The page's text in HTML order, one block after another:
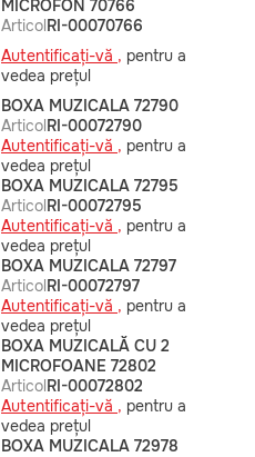
MICROFON 70766
ArticolRI-00070766
Autentificați-vă , pentru a
vedea prețul
BOXA MUZICALA 72790
ArticolRI-00072790
Autentificați-vă , pentru a
vedea prețul
BOXA MUZICALA 72795
ArticolRI-00072795
Autentificați-vă , pentru a
vedea prețul
BOXA MUZICALA 72797
ArticolRI-00072797
Autentificați-vă , pentru a
vedea prețul
BOXA MUZICALĂ CU 2
MICROFOANE 72802
ArticolRI-00072802
Autentificați-vă , pentru a
vedea prețul
BOXA MUZICALA 72978